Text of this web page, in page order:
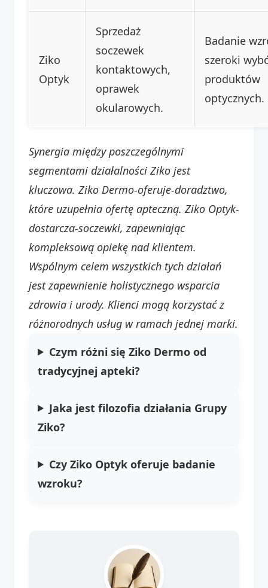
Ziko
Optyk
Sprzedaż
soczewek
kontaktowych,
oprawek
okularowych.
Badanie
szeroki
produktów
optycznych.
Synergia między poszczególnymi
segmentami działalności Ziko jest
kluczowa. Ziko Dermo-oferuje-doradztwo,
które uzupełnia ofertę apteczną. Ziko Optyk-
dostarcza-soczewki, zapewniając
kompleksową opiekę nad klientem.
Wspólnym celem wszystkich tych działań
jest zapewnienie holistycznego wsparcia
zdrowia i urody. Klienci mogą korzystać z
różnorodnych usług w ramach jednej marki.
Czym różni się Ziko Dermo od
tradycyjnej apteki?
Jaka jest filozofia działania Grupy
Ziko?
Czy Ziko Optyk oferuje badanie
wzroku?